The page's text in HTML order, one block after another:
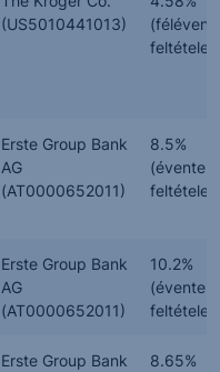
(US5010441013)
Erste Group Bank
AG
(AT0000652011)
8.5%
(évente,
Erste Group Bank
AG
(AT0000652011)
10.2%
(évente,
Erste Group Bank
8.65%